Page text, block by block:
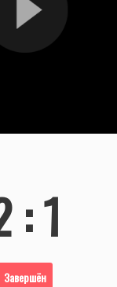
: 1
Завершён